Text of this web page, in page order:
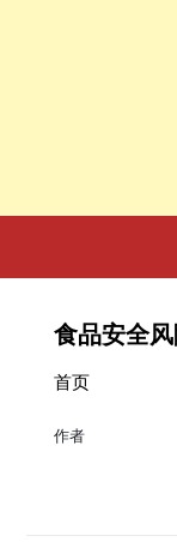
食品安全
首页
作者